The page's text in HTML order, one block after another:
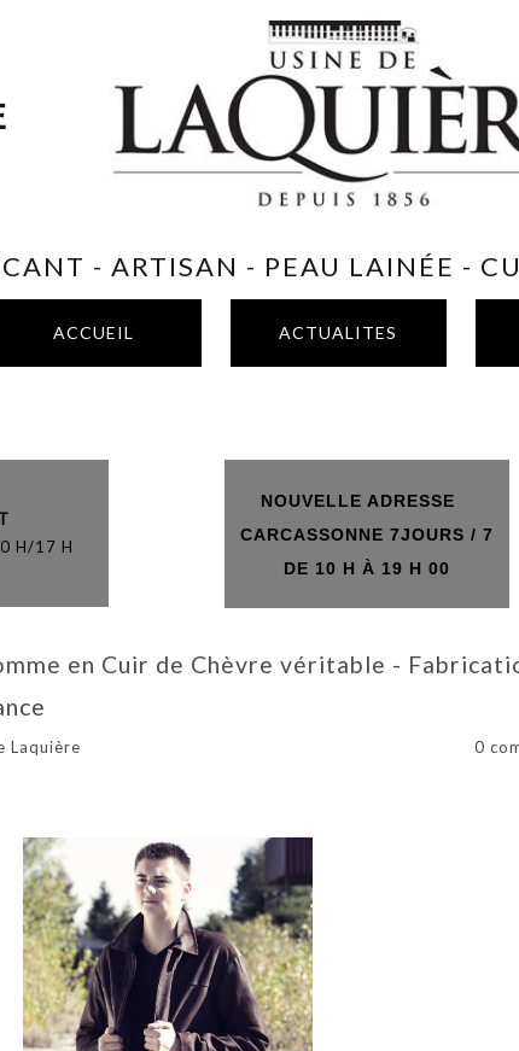
NOUVELLE ADRESSE
CARCASSONNE 7JOURS / 7
DE 10 H À 19 H 00
- ARTISAN - PEAU LAINÉE -
H/17 H
ACCUEIL ACTUALITES
en Cuir de Chèvre véritable -
Laquière 0